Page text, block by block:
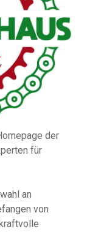
der
für
an
von